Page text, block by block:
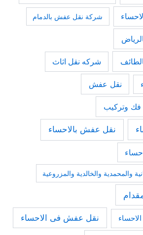
شركة نقل عفش بالدمام
شركه نقل اثاث
نقل عفش
وتركيب
نقل عفش بالاحساء
والمحمدية والخالدية والمزروعية
نقل عفش فى الاحساء